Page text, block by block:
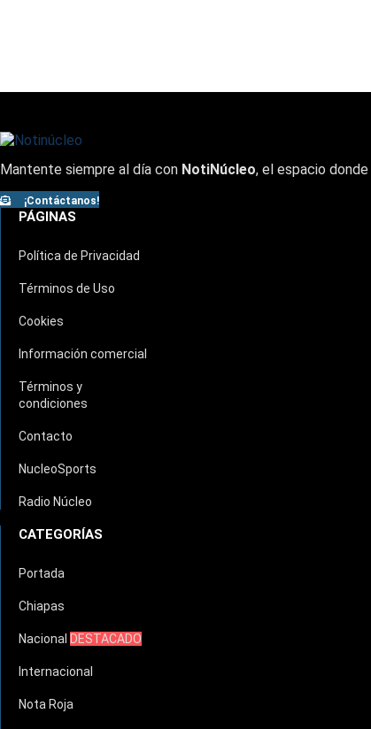
Mantente siempre al día con NotiNúcleo, el espacio
¡Contáctanos!
PÁGINAS
Política de Privacidad
Términos de Uso
Cookies
Información comercial
Términos y
condiciones
Contacto
NucleoSports
Radio Núcleo
CATEGORÍAS
Portada
Chiapas
Nacional DESTACADO
Internacional
Nota Roja